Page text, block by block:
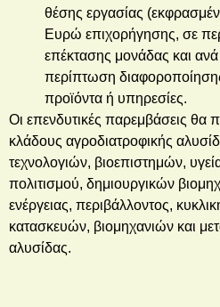
θέσης εργασίας
Ευρώ επιχορήγησης, σε
επέκτασης μονάδας και
περίπτωση
προϊόντα ή υπηρεσίες.
Οι επενδυτικές παρεμβάσεις θα
κλάδους αγροδιατροφικής
τεχνολογιών, βιοεπιστημών,
πολιτισμού, δημιουργικών
ενέργειας, περιβάλλοντος,
κατασκευών, βιομηχανιών και
αλυσίδας.